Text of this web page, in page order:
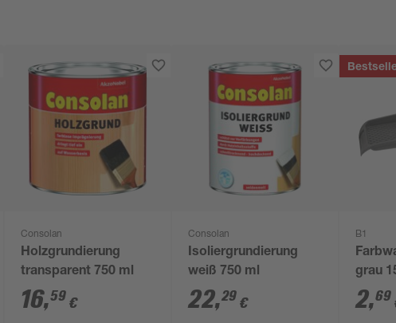
Consolan
Holzgrundierung
transparent 750 ml
16,59 €
Consolan
Isoliergrundierung
weiß 750 ml
22,29 €
B1
grau
2,69